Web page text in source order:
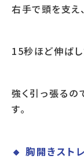
右手で頭を支え
15秒ほど伸ばし
強く引っ張るの
す。
🔸 胸開きスト